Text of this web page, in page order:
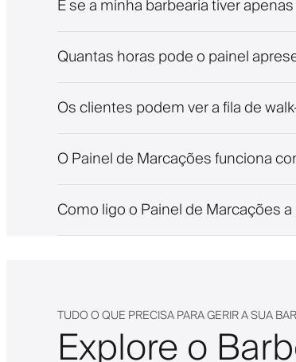
E se a minha barbearia tiver
Quantas horas pode o painel
Os clientes podem ver a fila de
O Painel de Marcações funciona
Como ligo o Painel de Marcações
TUDO O QUE PRECISA PARA GERIR A SUA
Explore o